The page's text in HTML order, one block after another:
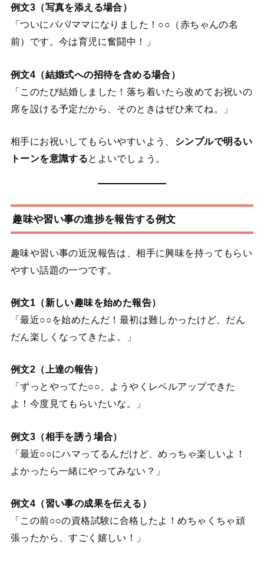
例文3（写真を添える場合）
「ついにパパ/ママになりました！○○（赤ちゃんの名
前）です。今は育児に奮闘中！」
例文4（結婚式への招待を含める場合）
「このたび結婚しました！落ち着いたら改めてお祝いの
席を設ける予定だから、そのときはぜひ来てね。」
相手にお祝いしてもらいやすいよう、 シンプルで明るい
トーンを意識するとよいでしょう。
趣味や習い事の進捗を報告する例文
趣味や習い事の近況報告は、相手に興味を持ってもらい
やすい話題の一つです。
例文1（新しい趣味を始めた報告）
「最近○○を始めたんだ！最初は難しかったけど、だん
だん楽しくなってきたよ。」
例文2（上達の報告）
「ずっとやってた○○、ようやくレベルアップできた
よ！今度見てもらいたいな。」
例文3（相手を誘う場合）
「最近○○にハマってるんだけど、めっちゃ楽しいよ！
よかったら一緒にやってみない？」
例文4（習い事の成果を伝える）
「この前○○の資格試験に合格したよ！めちゃくちゃ頑
張ったから、すごく嬉しい！」